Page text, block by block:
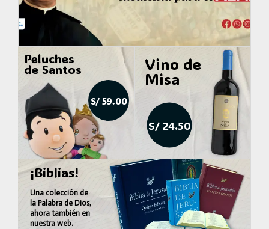
Peluches
de Santos
S/ 59.00
Vino de
Misa
S/ 24.50
¡Biblias!
Una colección de
la Palabra de Dios,
ahora también en
nuestra web.